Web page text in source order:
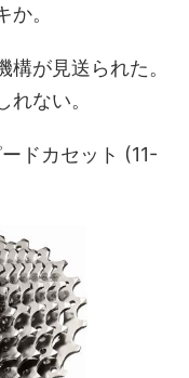
。
構が見送られた。
ない。
ドカセット (11-